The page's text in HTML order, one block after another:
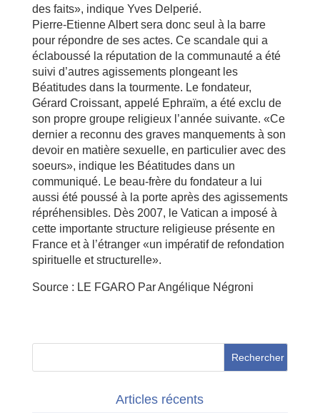
des faits», indique Yves Delperié.
Pierre-Etienne Albert sera donc seul à la barre
pour répondre de ses actes. Ce scandale qui a
éclaboussé la réputation de la communauté a été
suivi d’autres agissements plongeant les
Béatitudes dans la tourmente. Le fondateur,
Gérard Croissant, appelé Ephraïm, a été exclu de
son propre groupe religieux l’année suivante. «Ce
dernier a reconnu des graves manquements à son
devoir en matière sexuelle, en particulier avec des
soeurs», indique les Béatitudes dans un
communiqué. Le beau-frère du fondateur a lui
aussi été poussé à la porte après des agissements
répréhensibles. Dès 2007, le Vatican a imposé à
cette importante structure religieuse présente en
France et à l’étranger «un impératif de refondation
spirituelle et structurelle».
Source : LE FGARO Par Angélique Négroni
Articles récents